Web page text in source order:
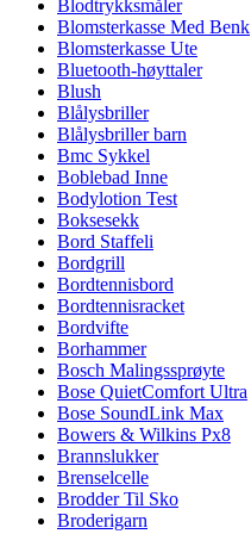
Blodtrykksmåler
Blomsterkasse Med Benk
Blomsterkasse Ute
Bluetooth-høyttaler
Blush
Blålysbriller
Blålysbriller barn
Bmc Sykkel
Boblebad Inne
Bodylotion Test
Boksesekk
Bord Staffeli
Bordgrill
Bordtennisbord
Bordtennisracket
Bordvifte
Borhammer
Bosch Malingssprøyte
Bose QuietComfort Ultra
Bose SoundLink Max
Bowers & Wilkins Px8
Brannslukker
Brenselcelle
Brodder Til Sko
Broderigarn